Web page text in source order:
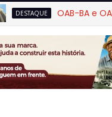
OAB-BA e OAB